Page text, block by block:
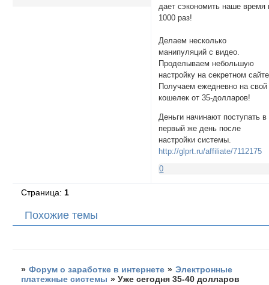
дает сэкономить наше время
1000 раз!
Делаем несколько
манипуляций с видео.
Проделываем небольшую
настройку на секретном
Получаем ежедневно на свой
кошелек от 35-долларов!
Деньги начинают поступать в
первый же день после
настройки системы.
http://glprt.ru/affiliate/7112175
0
Страница: 1
Похожие темы
» Форум о заработке в интернете » Электронные
платежные системы »Уже сегодня 35-40 долларов